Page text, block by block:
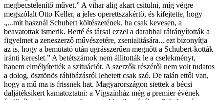
megbecstelenítő művet.” A vihar alig akart csitulni, míg végre
megszólalt Otto Keller, a jeles operettszakértő, és kifejtette, hogy
„...mit használ Schubert költészetének, ha csak kevesen, a
beavatottak ismerik. Berté és társai ezzel a darabbal ráirányították a
figyelmet a zeneszerző művészetére, zsenialitására... ezt bizonyítja
az is, hogy a bemutató után ugrásszerűen megnőtt a Schubert-kották
iránti kereslet.” A betétszámok nem állították le a cselekményt,
hanem elmélyítették a szituációt. A szerzők részéről nem volt tudatos
a dolog, ösztönös ráhibázásról lehetett csak szó. De talán ettől van,
hogy a mű ma is frissnek hat. Magyarországon siettek a bécsi
daljátéksikert kamatoztatni: a Vígszínház még a premier évének